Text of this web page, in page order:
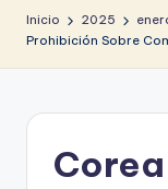
Inicio 2025
Prohibición Sobre